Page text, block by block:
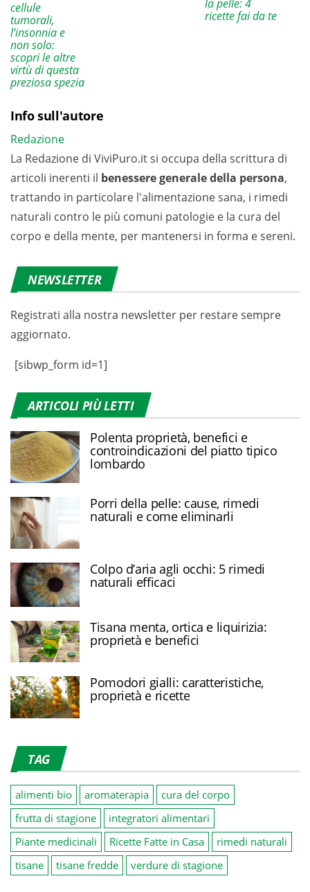
cellule
tumorali,
l’insonnia e
non solo:
scopri le altre
virtù di questa
preziosa spezia
la pelle: 4
ricette fai da te
Info sull'autore
Redazione
La Redazione di ViviPuro.it si occupa della scrittura di
articoli inerenti il benessere generale della persona,
trattando in particolare l'alimentazione sana, i rimedi
naturali contro le più comuni patologie e la cura del
corpo e della mente, per mantenersi in forma e sereni.
NEWSLETTER
Registrati alla nostra newsletter per restare sempre
aggiornato.
[sibwp_form id=1]
ARTICOLI PIÙ LETTI
Polenta proprietà, benefici e
controindicazioni del piatto tipico
lombardo
Porri della pelle: cause, rimedi
naturali e come eliminarli
Colpo d’aria agli occhi: 5 rimedi
naturali efficaci
Tisana menta, ortica e liquirizia:
proprietà e benefici
Pomodori gialli: caratteristiche,
proprietà e ricette
TAG
alimenti bio aromaterapia
cura del corpo
frutta di stagione
integratori alimentari
Piante medicinali
Ricette Fatte in Casa
rimedi naturali
tisane
tisane fredde verdure di stagione